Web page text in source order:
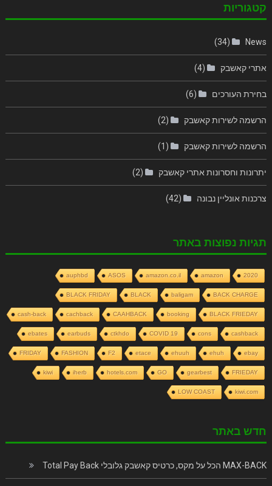
קטגוריות
News
(34)
אתרי קאשבק (4)
בחירת העורכים (6)
הרשמה לשירות קאשבק (2)
הרשמה לשירות קאשבק (1)
יתרונות וחסרונות אתרי קאשבק (2)
צרכנות אונליין נבונה (42)
תגיות נפוצות באתר
2020
amazon
amazon.co.il
ASOS
auphbd
BACK CHARGE
baligam
BLACK
BLACK FRIDAY
BLACK FRIEDAY
booking
CAAHBACK
cachback
cash-back
cashback
cons
COVID 19
ctkhdo
earbuds
ebates
ebay
ehuh
ehuuh
etace
F2
FASHION
FRIDAY
FRIEDAY
gearbest
GO
hotels.com
iherb
kiwi
kiwi.com
LOW COAST
חדש באתר
MAX-BACK הכל על מקס, כרטיס קאשבק גלובלי Total Pay Back